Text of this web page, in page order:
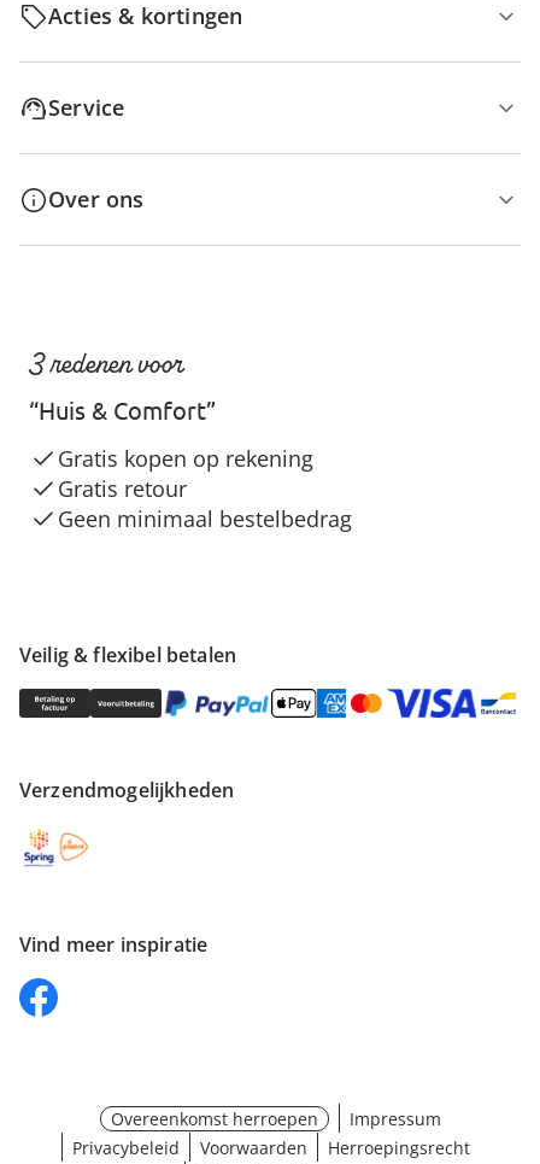
Acties & kortingen
Service
Over ons
Veilig & flexibel betalen
Verzendmogelijkheden
Vind meer inspiratie
3 redenen voor
“Huis & Comfort”
Gratis kopen op rekening
Gratis retour
Geen minimaal bestelbedrag
Overeenkomst herroepen
Impressum
Privacybeleid
Voorwaarden
Herroepingsrecht